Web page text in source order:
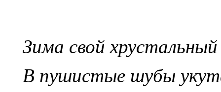
Зима свой
В пушистые шубы